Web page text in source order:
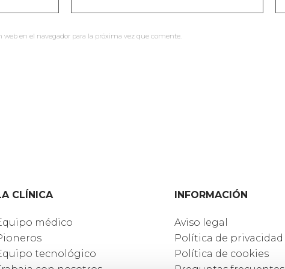
en el navegador para la próxima vez que comente.
CLÍNICA
médico
tecnológico
INFORMACIÓN
Aviso legal
Política de privacidad
Política de cookies